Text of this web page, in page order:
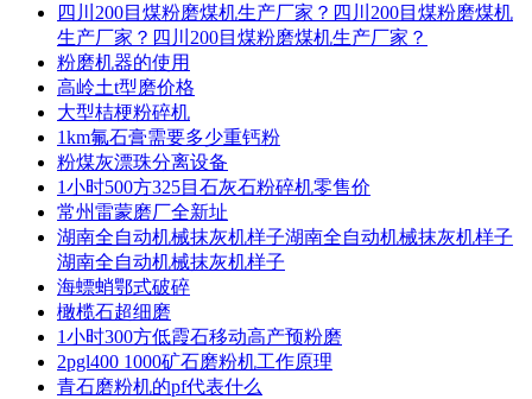
四川200目煤粉磨煤机生产厂家？四川200目煤粉磨煤机
生产厂家？四川200目煤粉磨煤机生产厂家？
粉磨机器的使用
高岭土t型磨价格
大型桔梗粉碎机
1km氟石膏需要多少重钙粉
粉煤灰漂珠分离设备
1小时500方325目石灰石粉碎机零售价
常州雷蒙磨厂全新址
湖南全自动机械抹灰机样子湖南全自动机械抹灰机样子
湖南全自动机械抹灰机样子
海螵蛸鄂式破碎
橄榄石超细磨
1小时300方低霞石移动高产预粉磨
2pgl400 1000矿石磨粉机工作原理
青石磨粉机的pf代表什么